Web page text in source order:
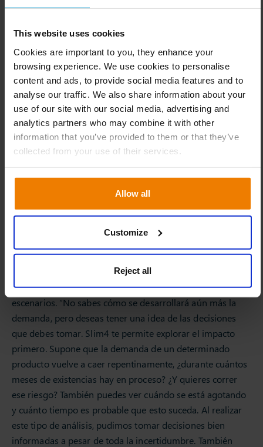
This website uses cookies
Cookies are important to you, they enhance your
browsing experience. We use cookies to personalise
content and ads, to provide social media features and to
analyse our traffic. We also share information about your
use of our site with our social media, advertising and
analytics partners who may combine it with other
information that you’ve provided to them or that they’ve
collected from your use of their services.
Allow all
Customize
Reject all
muy ajetreado, pero qué bendición que acabáramos de
confiesa de Jong.
“Esto nos permitió, a pesar de todos los problemas,
mantener un control firme. Todo es visual en Slim4, por lo
que se puede ver exactamente qué elementos deben
priorizarse en un momento determinado. Cuando estás
bajo presión, la concentración es lo más importante;
las acciones que se deben realizar primero. Esto nos
permitió tomar las mejores medidas posibles para lograr
la máxima rotación y el margen de beneficio en la
Explorar escenarios
Una función del software que resultó ser de gran valor
durante la crisis fue la funcionalidad de planificación de
escenarios. “No sabes cómo se desarrollará aún más la
demanda, pero deseas tener una idea de las decisiones
que debes tomar. Slim4 te permite explorar el impacto
primero. Supone que la demanda de un determinado
producto vuelve a caer repentinamente, ¿durante cuántos
meses de existencias hay en proceso? ¿Y quieres correr
ese riesgo? También puedes ver cuándo se está agotando
y cuánto tiempo es probable que esto suceda. Al realizar
este tipo de análisis, pudimos tomar decisiones bien
informadas a pesar de toda la incertidumbre. También